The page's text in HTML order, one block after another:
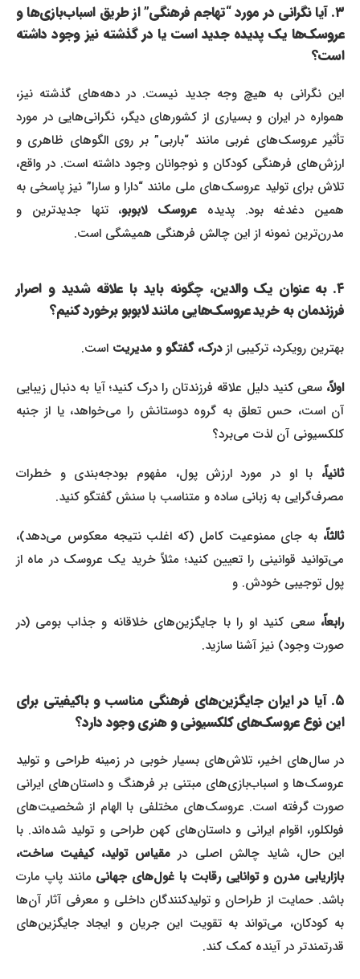
۳. آیا نگرانی در مورد “تهاجم فرهنگی” از طریق اسباب‌بازی‌ها و
عروسک‌ها یک پدیده جدید است یا در گذشته نیز وجود داشته
است؟
این نگرانی به هیچ وجه جدید نیست. در دهه‌های گذشته نیز،
همواره در ایران و بسیاری از کشورهای دیگر، نگرانی‌هایی در مورد
تأثیر عروسک‌های غربی مانند “باربی” بر روی الگوهای ظاهری و
ارزش‌های فرهنگی کودکان و نوجوانان وجود داشته است. در واقع،
تلاش برای تولید عروسک‌های ملی مانند “دارا و سارا” نیز پاسخی به
همین دغدغه بود. پدیدهعروسک لابوبو، تنها جدیدترین و
مدرن‌ترین نمونه از این چالش فرهنگی همیشگی است.
۴. به عنوان یک والدین، چگونه باید با علاقه شدید و اصرار
فرزندمان به خرید عروسک‌هایی مانند لابوبو برخورد کنیم؟
بهترین رویکرد، ترکیبی ازدرک، گفتگو و مدیریتاست.
اولاً،سعی کنید دلیل علاقه فرزندتان را درک کنید؛ آیا به دنبال زیبایی
آن است، حس تعلق به گروه دوستانش را می‌خواهد، یا از جنبه
کلکسیونی آن لذت می‌برد؟
ثانیاً،با او در مورد ارزش پول، مفهوم بودجه‌بندی و خطرات
مصرف‌گرایی به زبانی ساده و متناسب با سنش گفتگو کنید.
ثالثاً،به جای ممنوعیت کامل (که اغلب نتیجه معکوس می‌دهد)،
می‌توانید قوانینی را تعیین کنید؛ مثلاً خرید یک عروسک در ماه از
پول توجیبی خودش. و
رابعاً،سعی کنید او را با جایگزین‌های خلاقانه و جذاب بومی (در
صورت وجود) نیز آشنا سازید.
۵. آیا در ایران جایگزین‌های فرهنگی مناسب و باکیفیتی برای
این نوع عروسک‌های کلکسیونی و هنری وجود دارد؟
در سال‌های اخیر، تلاش‌های بسیار خوبی در زمینه طراحی و تولید
عروسک‌ها و اسباب‌بازی‌های مبتنی بر فرهنگ و داستان‌های ایرانی
صورت گرفته است. عروسک‌های مختلفی با الهام از شخصیت‌های
فولکلور، اقوام ایرانی و داستان‌های کهن طراحی و تولید شده‌اند. با
این حال، شاید چالش اصلی درمقیاس تولید، کیفیت ساخت،
بازاریابی مدرن و توانایی رقابت با غول‌های جهانیمانند پاپ مارت
باشد. حمایت از طراحان و تولیدکنندگان داخلی و معرفی آثار آن‌ها
به کودکان، می‌تواند به تقویت این جریان و ایجاد جایگزین‌های
قدرتمندتر در آینده کمک کند.